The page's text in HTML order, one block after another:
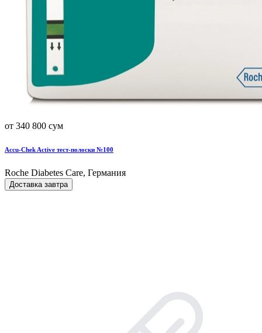
от 340 800 сум
Accu-Chek Active тест-полоски №100
Roche Diabetes Care, Германия
Доставка завтра